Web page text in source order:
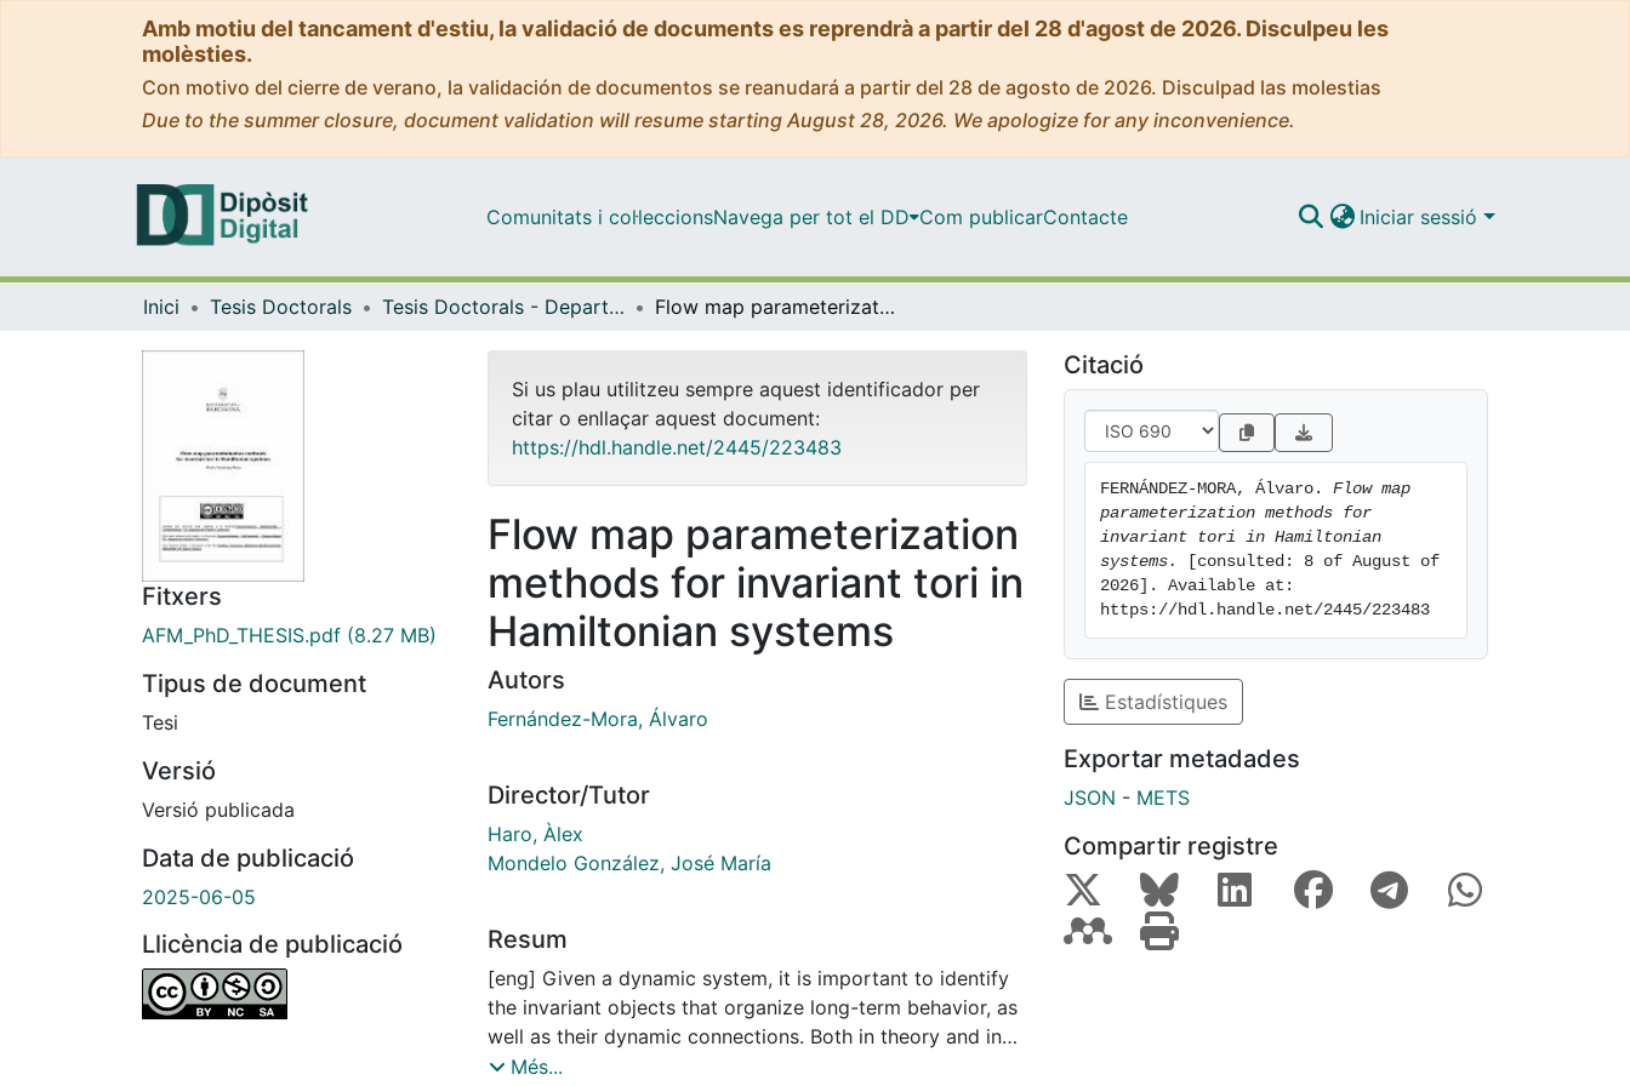
Amb motiu del tancament d'estiu, la validació de documents es reprendrà a partir del 28 d'agost de 2026. Disculpeu les
molèsties.
Con motivo del cierre de verano, la validación de documentos se reanudará a partir del 28 de agosto de 2026. Disculpad las molestias
Due to the summer closure, document validation will resume starting August 28, 2026. We apologize for any inconvenience.
Comunitats i col·leccionsNavega per tot el DD Com publicarContacte Iniciar sessió
Inici Tesis Doctorals Tesis Doctorals - Departament - Matemàtiques i Informàtica Flow map parameterization methods for invariant tori in Hamiltonian systems
Fitxers
AFM_PhD_THESIS.pdf (8.27 MB)
Tipus de document
Tesi
Versió
Versió publicada
Data de publicació
2025-06-05
Llicència de publicació
Si us plau utilitzeu sempre aquest identificador per
citar o enllaçar aquest document:
https://hdl.handle.net/2445/223483
Flow map parameterization
methods for invariant tori in
Hamiltonian systems
Autors
Fernández-Mora, Álvaro
Director/Tutor
Haro, Àlex
Mondelo González, José María
Resum
[eng] Given a dynamic system, it is important to identify
the invariant objects that organize long-term behavior, as
well as their dynamic connections. Both in theory and in
applications. The objective of this thesis is to advance in
Més...
Citació
FERNÁNDEZ-MORA, Álvaro. Flow map
parameterization methods for
invariant tori in Hamiltonian
systems.
[consulted: 8 of August of
2026]. Available at:
https://hdl.handle.net/2445/223483
Estadístiques
Exportar metadades
JSON - METS
Compartir registre